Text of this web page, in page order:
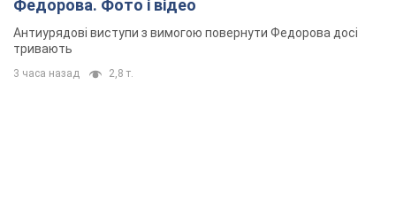
Федорова. Фото і відео
Антиурядові виступи з вимогою повернути Федорова досі
тривають
3 часа назад 2,8 т.